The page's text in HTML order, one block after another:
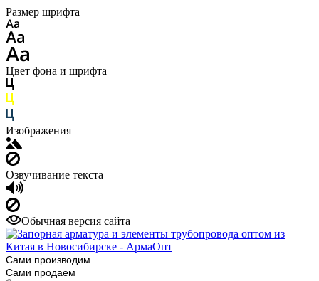
Размер шрифта
Цвет фона и шрифта
Изображения
Озвучивание текста
Обычная версия сайта
Сами производим
Сами продаем